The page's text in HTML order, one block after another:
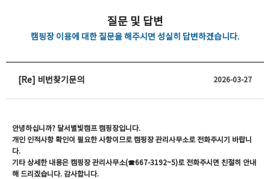
질문 및 답변
캠핑장 이용에 대한 질문을 해주시면 성실히 답변하겠습니다.
[Re] 비번찾기문의 2026-03-27
안녕하십니까? 달서별빛캠프 캠핑장입니다.
개인 인적사항 확인이 필요한 사항이므로 캠핑장 관리사무소로 전화주시기 바랍니
다.
기타 상세한 내용은 캠핑장 관리사무소(☎667-3192~5)로 전화주시면 친절히 안내
해 드리겠습니다. 감사합니다.